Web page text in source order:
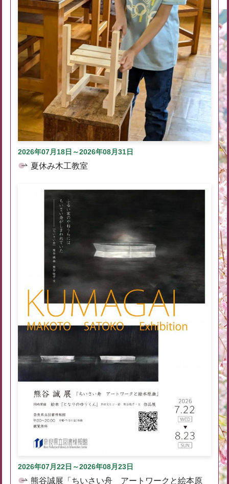
2026年07月18日～2026年08月31日
夏休み木工教室
2026年07月22日～2026年08月23日
熊谷誠展「ちいさい舟 アートワークと絵本原